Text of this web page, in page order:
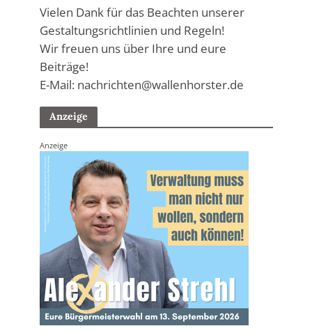
Vielen Dank für das Beachten unserer
Gestaltungsrichtlinien und Regeln!
Wir freuen uns über Ihre und eure
Beiträge!
E-Mail: nachricht
Anzeige
Anzeige